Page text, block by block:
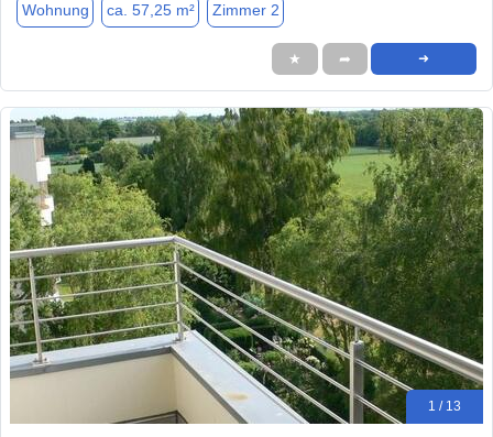
Wohnung ca. 57,25 m² Zimmer 2
★ ➦ ➜
1 / 13